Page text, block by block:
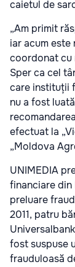
caietul de
„Am primit
iar acum
coordonat cu
Sper ca cel
care instituții
nu a fost
efectuat la
„Moldova
UNIMEDIA
financiare
preluare
2011, patru
fost suspuse
frauduloasă